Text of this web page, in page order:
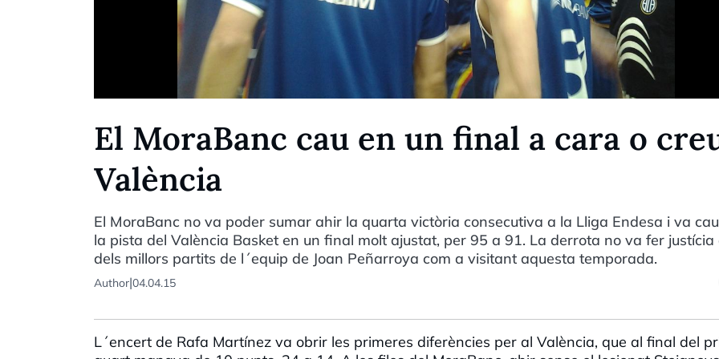
El MoraBanc cau en un final a cara o
València
El MoraBanc no va poder sumar ahir la quarta victòria consecutiva a la Lliga Endesa i va
la pista del València Basket en un final molt ajustat, per 95 a 91. La derrota no va fer justícia
dels millors partits de l´equip de Joan Peñarroya com a visitant aquesta temporada.
Author|04.04.15
L´encert de Rafa Martínez va obrir les primeres diferències per al València, que al final del